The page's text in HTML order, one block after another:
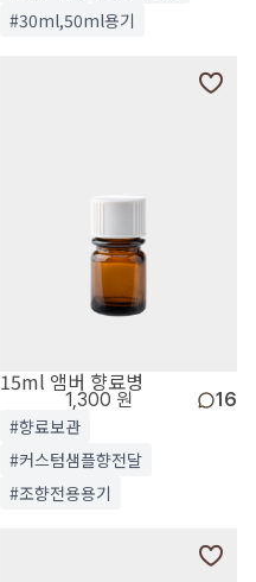
#30ml,50ml용기
15ml 앰버 향료병
1,300 원 16
#향료보관
#커스텀샘플향전달
#조향전용용기